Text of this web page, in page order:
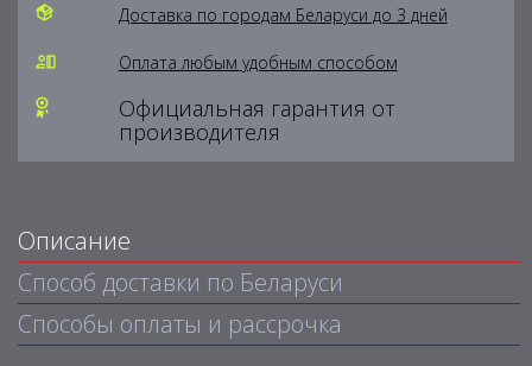
Доставка по городам Беларуси до 3 дней
Оплата любым удобным способом
Официальная гарантия от
производителя
Описание
Способ доставки по Беларуси
Способы оплаты и рассрочка